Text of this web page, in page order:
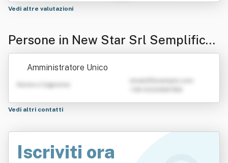
Vedi altre valutazioni
Persone in New Star Srl Semplificat
a Unipers Onale
Amministratore Unico
Nome e Cognome
Vedi altri contatti
Iscriviti ora